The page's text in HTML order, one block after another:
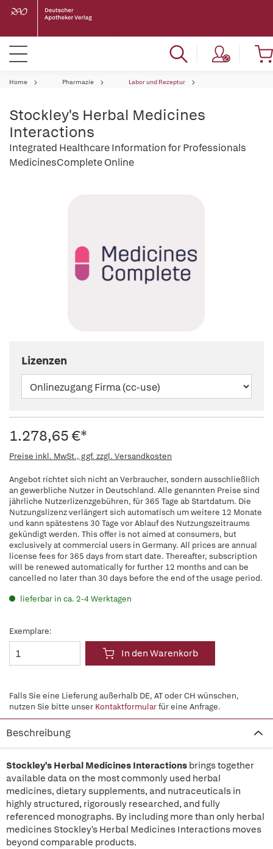
Home Pharmazie Labor und Rezeptur
Stockley's Herbal Medicines
Interactions
Integrated Healthcare Information for Professionals
MedicinesComplete Online
Lizenzen
1.278,65 €*
Preise inkl. MwSt., ggf. zzgl. Versandkosten
Angebot richtet sich nicht an Verbraucher, sondern ausschließlich
an gewerbliche Nutzer in Deutschland. Alle genannten Preise sind
jährliche Nutzerlizenzgebühren, für 365 Tage ab Startdatum. Die
Nutzungslizenz verlängert sich automatisch um weitere 12 Monate
und kann spätestens 30 Tage vor Ablauf des Nutzungszeitraums
gekündigt werden. This offer is not aimed at consumers, but
exclusively at commercial users in Germany. All prices are annual
license fees for 365 days from start date. Thereafter, subscription
will be renewed automatically for further 12 months and can be
cancelled no later than 30 days before the end of the usage period.
lieferbar in ca. 2-4 Werktagen
Exemplare:
In den Warenkorb
Falls Sie eine Lieferung außerhalb DE, AT oder CH wünschen,
nutzen Sie bitte unser Kontaktformularfür eine Anfrage.
Beschreibung
Stockley's Herbal Medicines Interactions brings together
available data on the most commonly used herbal
medicines, dietary supplements, and nutraceuticals in
highly structured, rigorously researched, and fully
referenced monographs. By including more than only herbal
medicines Stockley's Herbal Medicines Interactions moves
beyond comparable products.